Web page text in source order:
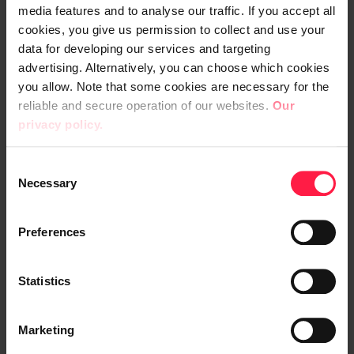
media features and to analyse our traffic. If you accept all
cookies, you give us permission to collect and use your
data for developing our services and targeting
advertising. Alternatively, you can choose which cookies
you allow. Note that some cookies are necessary for the
reliable and secure operation of our websites. Our
privacy policy.
Necessary
Preferences
Statistics
Marketing
hybridityöskentelystä, toimiston roolista ja
toivotusta sijainnista. Kokonaisuus sisälsi
myös strategisen arvioinnin siitä, kuinka
hyvin mikäkin toimipaikka täyttää
työmatkavaikutusten minimoinnin ja
kestävyyden parantamisen kriteerit, samalla
tavoitteita.
Lisäksi dataan perustuva lähestymistapa
varmisti sen, että valittu sijainti ei ole vain
optimaalinen nykyisten työntekijätietojen ja
liiketoiminnan tarpeiden perusteella, vaan
kasvua ja muutoksia.